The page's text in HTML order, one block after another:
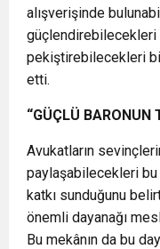
alışverişinde
pekiştirebilecekleri
etti.
“GÜÇLÜ BARONUN
Avukatların
paylaşabilecekleri
katkı sunduğunu
önemli dayanağı
Bu mekânın da bu